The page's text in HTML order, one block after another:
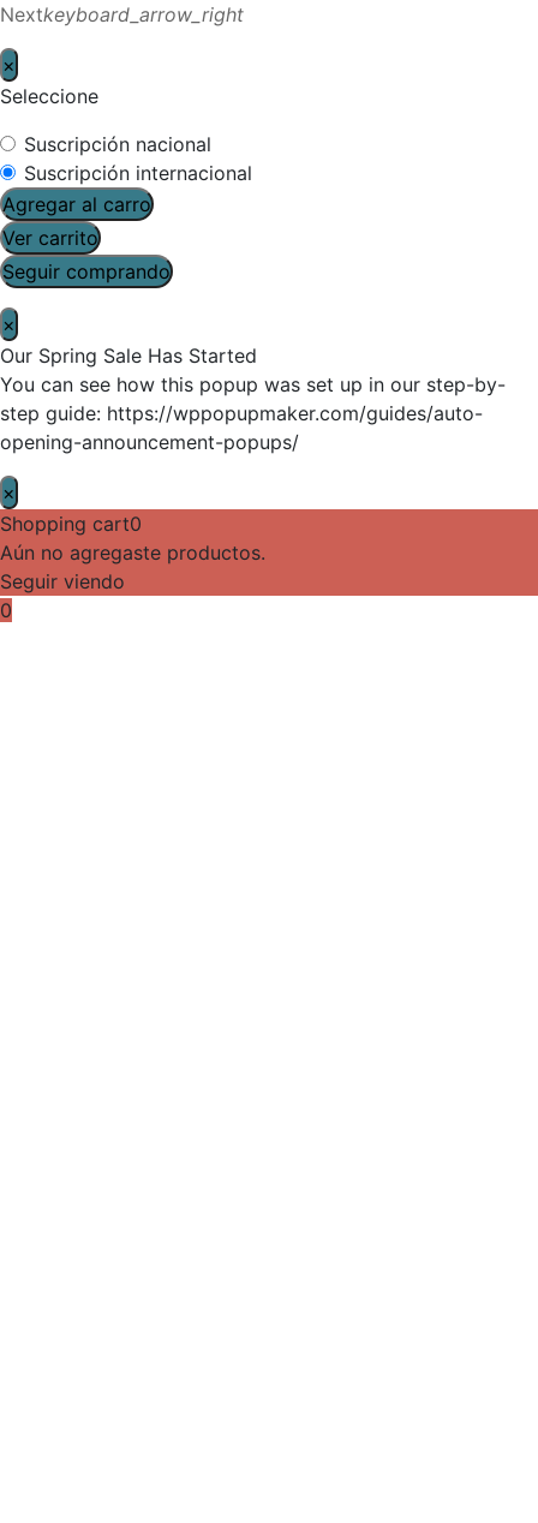
Nextkeyboard_arrow_right
×
Seleccione
Suscripción nacional
Suscripción internacional
Agregar al carro
Ver carrito
Seguir comprando
×
Our Spring Sale Has Started
You can see how this popup was set up in our step-by-
step guide: https://wppopupmaker.com/guides/auto-
opening-announcement-popups/
×
Shopping cart0
Aún no agregaste productos.
Seguir viendo
0